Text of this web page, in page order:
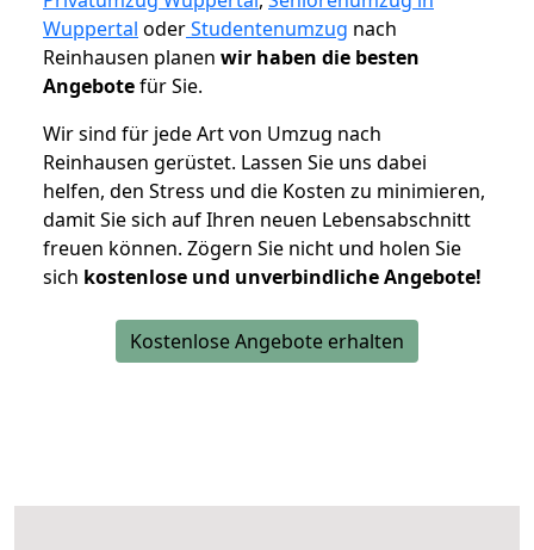
Wuppertal oderStudentenumzug nach
Reinhausen planen wir haben die besten
Angebotefür Sie.
Wir sind für jede Art von Umzug nach
Reinhausen gerüstet. Lassen Sie uns dabei
helfen, den Stress und die Kosten zu minimieren,
damit Sie sich auf Ihren neuen Lebensabschnitt
freuen können. Zögern Sie nicht und holen Sie
sich kostenlose und unverbindliche Angebote!
Kostenlose Angebote erhalten